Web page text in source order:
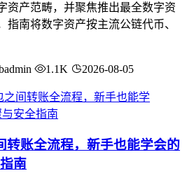
资产范畴，并聚焦推出最全数字资
指南将数字资产按主流公链代币、
1.1K 2026-08-05
转账全流程，新手也能学会的
南